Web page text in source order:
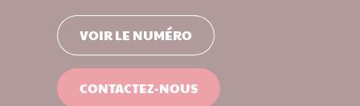
VOIR LE NUMÉRO
CONTACTEZ-NOUS